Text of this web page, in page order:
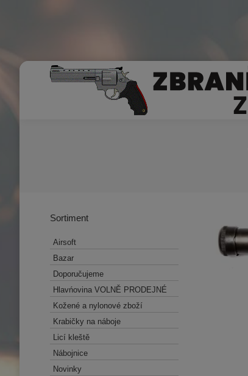
Sortiment
Airsoft
Bazar
Doporučujeme
Hlavńovina VOLNĚ PRODEJNÉ
Kožené a nylonové zboží
Krabičky na náboje
Licí kleště
Nábojnice
Novinky